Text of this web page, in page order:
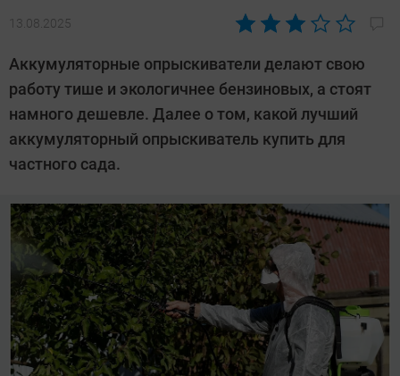
13.08.2025
Автор:
Ивовый
Аккумуляторные опрыскиватели делают свою
работу тише и экологичнее бензиновых, а стоят
намного дешевле. Далее о том, какой лучший
аккумуляторный опрыскиватель купить для
частного сада.